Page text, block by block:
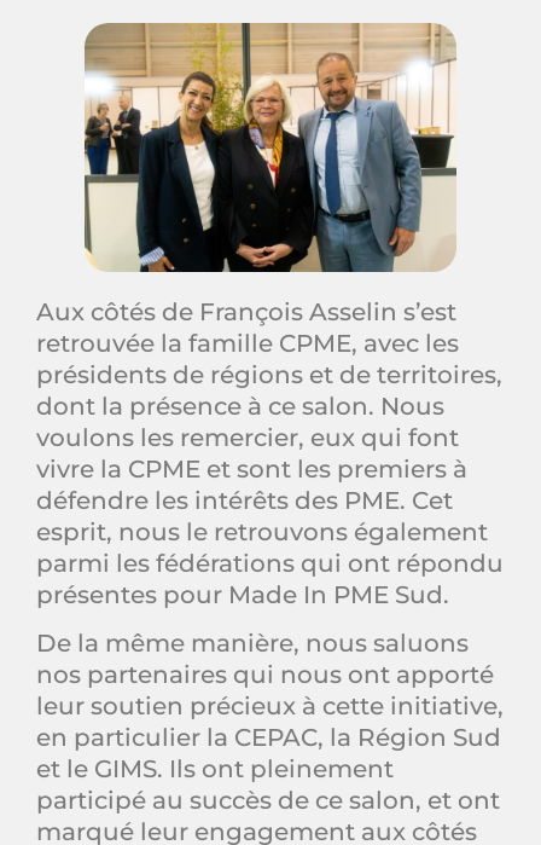
Aux côtés de François Asselin s’est
retrouvée la famille CPME, avec les
présidents de régions et de territoires,
dont la présence à ce salon. Nous
voulons les remercier, eux qui font
vivre la CPME et sont les premiers à
défendre les intérêts des PME. Cet
esprit, nous le retrouvons également
parmi les fédérations qui ont répondu
présentes pour Made In PME Sud.
De la même manière, nous saluons
nos partenaires qui nous ont apporté
leur soutien précieux à cette initiative,
en particulier la CEPAC, la Région Sud
et le GIMS. Ils ont pleinement
participé au succès de ce salon, et ont
marqué leur engagement aux côtés